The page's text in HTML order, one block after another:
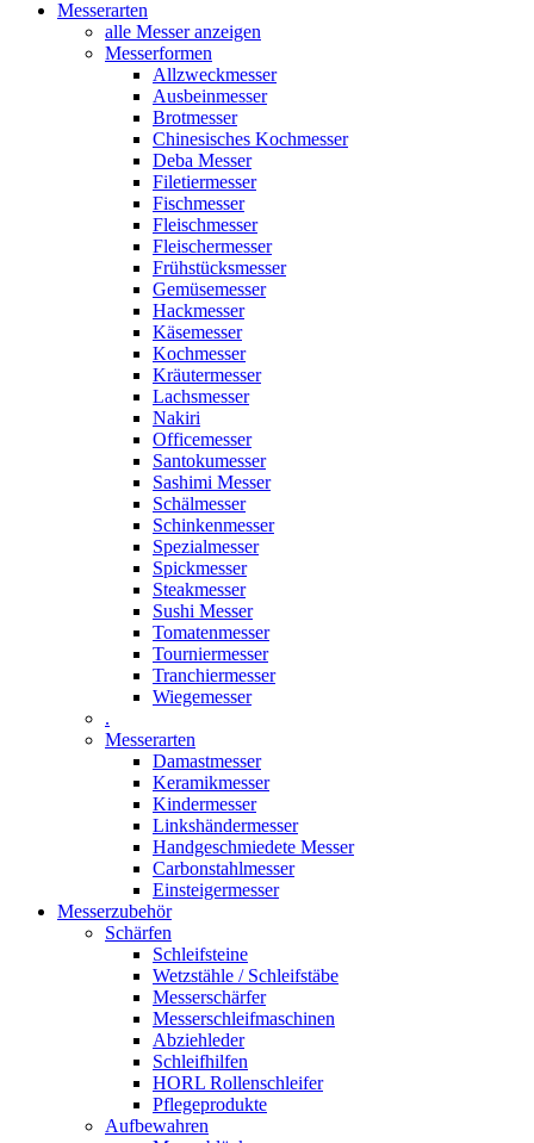
Messerarten
alle Messer anzeigen
Messerformen
Allzweckmesser
Ausbeinmesser
Brotmesser
Chinesisches Kochmesser
Deba Messer
Filetiermesser
Fischmesser
Fleischmesser
Fleischermesser
Frühstücksmesser
Gemüsemesser
Hackmesser
Käsemesser
Kochmesser
Kräutermesser
Lachsmesser
Nakiri
Officemesser
Santokumesser
Sashimi Messer
Schälmesser
Schinkenmesser
Spezialmesser
Spickmesser
Steakmesser
Sushi Messer
Tomatenmesser
Tourniermesser
Tranchiermesser
Wiegemesser
.
Messerarten
Damastmesser
Keramikmesser
Kindermesser
Linkshändermesser
Handgeschmiedete Messer
Carbonstahlmesser
Einsteigermesser
Messerzubehör
Schärfen
Schleifsteine
Wetzstähle / Schleifstäbe
Messerschärfer
Messerschleifmaschinen
Abziehleder
Schleifhilfen
HORL Rollenschleifer
Pflegeprodukte
Aufbewahren